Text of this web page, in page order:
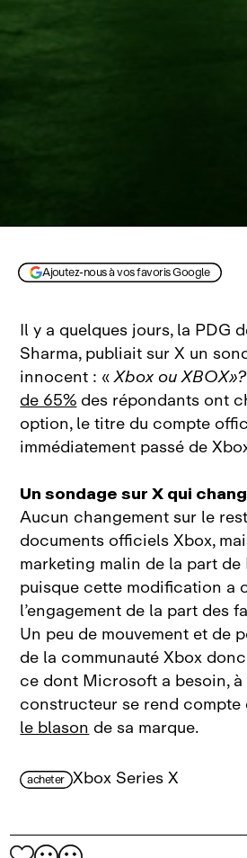
Ajoutez-nous à vos favoris Google
Il y a quelques jours, la PDG
Sharma, publiait sur X un
innocent : «Xbox ou
de 65%des répondants ont
option, le titre du compte
immédiatement passé de
Un sondage sur X qui
Aucun changement sur le
documents officiels Xbox,
marketing malin de la part
puisque cette modification a
l’engagement de la part des
Un peu de mouvement et de
de la communauté Xbox
ce dont Microsoft a besoin, à
constructeur se rend compte
le blasonde sa marque.
acheter Xbox Series X